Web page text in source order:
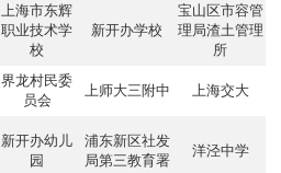
上海市东辉
职业技术学
校
新开办学校
宝山区市容管
理局渣土管理
所
界龙村民委
员会
上师大三附中 上海交大
新开办幼儿
园
浦东新区社发
局第三教育署
洋泾中学